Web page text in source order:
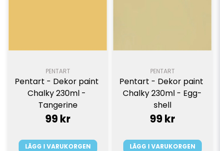
PENTART
Pentart - Dekor paint
Chalky 230ml -
Tangerine
99 kr
LÄGG I VARUKORGEN
PENTART
Pentart - Dekor paint
Chalky 230ml - Egg-
shell
99 kr
LÄGG I VARUKORGEN